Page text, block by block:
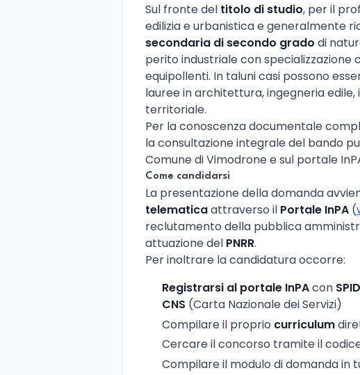
Sul fronte del titolo di studio, per il
edilizia e urbanistica e generalmente
secondaria di secondo grado di
perito industriale con
equipollenti. In taluni casi possono
lauree in architettura, ingegneria
territoriale.
Per la conoscenza documentale
la consultazione integrale del bando
Comune di Vimodrone e sul portale
Come candidarsi
La presentazione della domanda
telematicaattraverso il Portale InPA (
reclutamento della pubblica
attuazione del PNRR.
Per inoltrare la candidatura occorre:
Registrarsi al portale InPAcon SPID
CNS (Carta Nazionale dei Servizi)
Compilare il proprio curriculum
Cercare il concorso tramite il
Compilare il modulo di domanda in